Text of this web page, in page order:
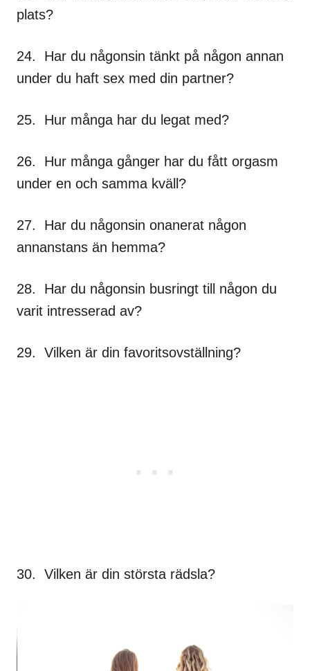
plats?
24. Har du någonsin tänkt på någon annan
under du haft sex med din partner?
25. Hur många har du legat med?
26. Hur många gånger har du fått orgasm
under en och samma kväll?
27. Har du någonsin onanerat någon
annanstans än hemma?
28. Har du någonsin busringt till någon du
varit intresserad av?
29. Vilken är din favoritsovställning?
30. Vilken är din största rädsla?